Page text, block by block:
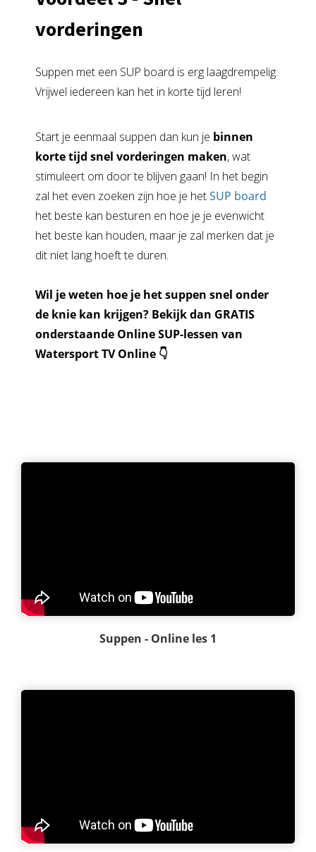
vorderingen
Suppen met een SUP board is erg laagdrempelig.
Vrijwel iedereen kan het in korte tijd leren!
Start je eenmaal suppen dan kun je binnen
korte tijd snel vorderingen maken, wat
stimuleert om door te blijven gaan! In het begin
zal het even zoeken zijn hoe je hetSUP board
het beste kan besturen en hoe je je evenwicht
het beste kan houden, maar je zal merken dat je
dit niet lang hoeft te duren.
Wil je weten hoe je het suppen snel onder
de knie kan krijgen? Bekijk dan GRATIS
onderstaande Online SUP-lessen van
Watersport TV Online 👇
Suppen - Online les 1